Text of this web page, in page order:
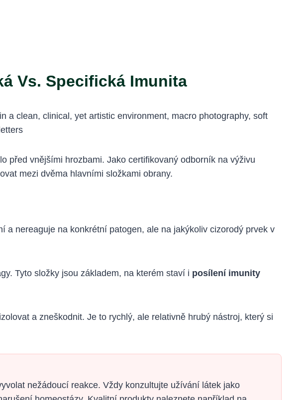
Vs. Specifická Imunita
před vnějšími hrozbami. Jako certifikovaný odborník na výživu
mezi dvěma hlavními složkami obrany.
a nereaguje na konkrétní patogen, ale na jakýkoliv cizorodý prvek v
Tyto složky jsou základem, na kterém staví i posílení imunity
a zneškodnit. Je to rychlý, ale relativně hrubý nástroj, který si
nežádoucí reakce. Vždy konzultujte užívání látek jako